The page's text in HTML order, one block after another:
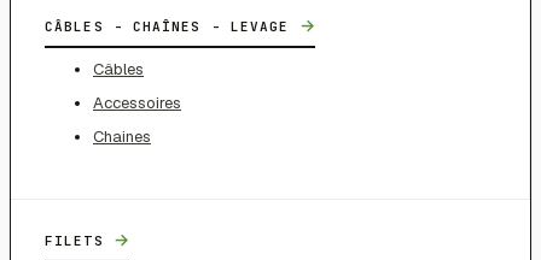
CÂBLES - CHAÎNES - LEVAGE →
Câbles
Accessoires
Chaines
FILETS →